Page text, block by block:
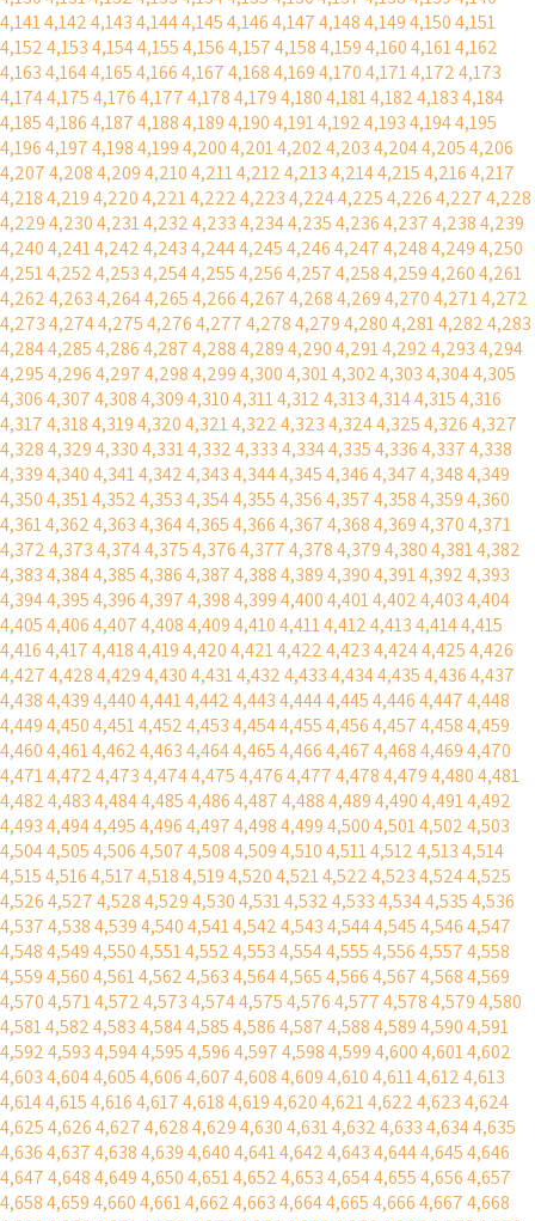
4,1414,1424,1434,1444,1454,1464,1474,1484,1494,1504,151
4,1524,1534,1544,1554,1564,1574,1584,1594,1604,1614,162
4,1634,1644,1654,1664,1674,1684,1694,1704,1714,1724,173
4,1744,1754,1764,1774,1784,1794,1804,1814,1824,1834,184
4,1854,1864,1874,1884,1894,1904,1914,1924,1934,1944,195
4,1964,1974,1984,1994,2004,2014,2024,2034,2044,2054,206
4,2074,2084,2094,2104,2114,2124,2134,2144,2154,2164,217
4,2184,2194,2204,2214,2224,2234,2244,2254,2264,2274,228
4,2294,2304,2314,2324,2334,2344,2354,2364,2374,2384,239
4,2404,2414,2424,2434,2444,2454,2464,2474,2484,2494,250
4,2514,2524,2534,2544,2554,2564,2574,2584,2594,2604,261
4,2624,2634,2644,2654,2664,2674,2684,2694,2704,2714,272
4,2734,2744,2754,2764,2774,2784,2794,2804,2814,2824,283
4,2844,2854,2864,2874,2884,2894,2904,2914,2924,2934,294
4,2954,2964,2974,2984,2994,3004,3014,3024,3034,3044,305
4,3064,3074,3084,3094,3104,3114,3124,3134,3144,3154,316
4,3174,3184,3194,3204,3214,3224,3234,3244,3254,3264,327
4,3284,3294,3304,3314,3324,3334,3344,3354,3364,3374,338
4,3394,3404,3414,3424,3434,3444,3454,3464,3474,3484,349
4,3504,3514,3524,3534,3544,3554,3564,3574,3584,3594,360
4,3614,3624,3634,3644,3654,3664,3674,3684,3694,3704,371
4,3724,3734,3744,3754,3764,3774,3784,3794,3804,3814,382
4,3834,3844,3854,3864,3874,3884,3894,3904,3914,3924,393
4,3944,3954,3964,3974,3984,3994,4004,4014,4024,4034,404
4,4054,4064,4074,4084,4094,4104,4114,4124,4134,4144,415
4,4164,4174,4184,4194,4204,4214,4224,4234,4244,4254,426
4,4274,4284,4294,4304,4314,4324,4334,4344,4354,4364,437
4,4384,4394,4404,4414,4424,4434,4444,4454,4464,4474,448
4,4494,4504,4514,4524,4534,4544,4554,4564,4574,4584,459
4,4604,4614,4624,4634,4644,4654,4664,4674,4684,4694,470
4,4714,4724,4734,4744,4754,4764,4774,4784,4794,4804,481
4,4824,4834,4844,4854,4864,4874,4884,4894,4904,4914,492
4,4934,4944,4954,4964,4974,4984,4994,5004,5014,5024,503
4,5044,5054,5064,5074,5084,5094,5104,5114,5124,5134,514
4,5154,5164,5174,5184,5194,5204,5214,5224,5234,5244,525
4,5264,5274,5284,5294,5304,5314,5324,5334,5344,5354,536
4,5374,5384,5394,5404,5414,5424,5434,5444,5454,5464,547
4,5484,5494,5504,5514,5524,5534,5544,5554,5564,5574,558
4,5594,5604,5614,5624,5634,5644,5654,5664,5674,5684,569
4,5704,5714,5724,5734,5744,5754,5764,5774,5784,5794,580
4,5814,5824,5834,5844,5854,5864,5874,5884,5894,5904,591
4,5924,5934,5944,5954,5964,5974,5984,5994,6004,6014,602
4,6034,6044,6054,6064,6074,6084,6094,6104,6114,6124,613
4,6144,6154,6164,6174,6184,6194,6204,6214,6224,6234,624
4,6254,6264,6274,6284,6294,6304,6314,6324,6334,6344,635
4,6364,6374,6384,6394,6404,6414,6424,6434,6444,6454,646
4,6474,6484,6494,6504,6514,6524,6534,6544,6554,6564,657
4,6584,6594,6604,6614,6624,6634,6644,6654,6664,6674,668